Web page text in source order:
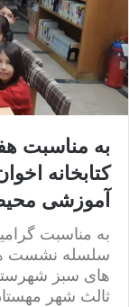
به مناسبت
کتابخانه
آموزشی
به مناسبت
سلسله نشست
های سبز
ثالث شهر